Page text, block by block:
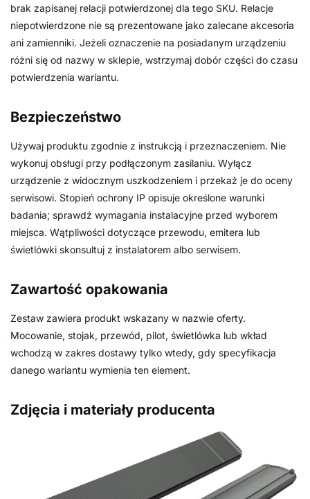
brak zapisanej relacji potwierdzonej dla tego SKU. Relacje
niepotwierdzone nie są prezentowane jako zalecane akcesoria
ani zamienniki. Jeżeli oznaczenie na posiadanym urządzeniu
różni się od nazwy w sklepie, wstrzymaj dobór części do czasu
potwierdzenia wariantu.
Bezpieczeństwo
Używaj produktu zgodnie z instrukcją i przeznaczeniem. Nie
wykonuj obsługi przy podłączonym zasilaniu. Wyłącz
urządzenie z widocznym uszkodzeniem i przekaż je do oceny
serwisowi. Stopień ochrony IP opisuje określone warunki
badania; sprawdź wymagania instalacyjne przed wyborem
miejsca. Wątpliwości dotyczące przewodu, emitera lub
świetlówki skonsultuj z instalatorem albo serwisem.
Zawartość opakowania
Zestaw zawiera produkt wskazany w nazwie oferty.
Mocowanie, stojak, przewód, pilot, świetlówka lub wkład
wchodzą w zakres dostawy tylko wtedy, gdy specyfikacja
danego wariantu wymienia ten element.
Zdjęcia i materiały producenta